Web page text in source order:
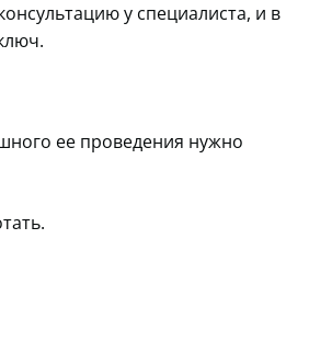
у специалиста, и в
ее проведения нужно